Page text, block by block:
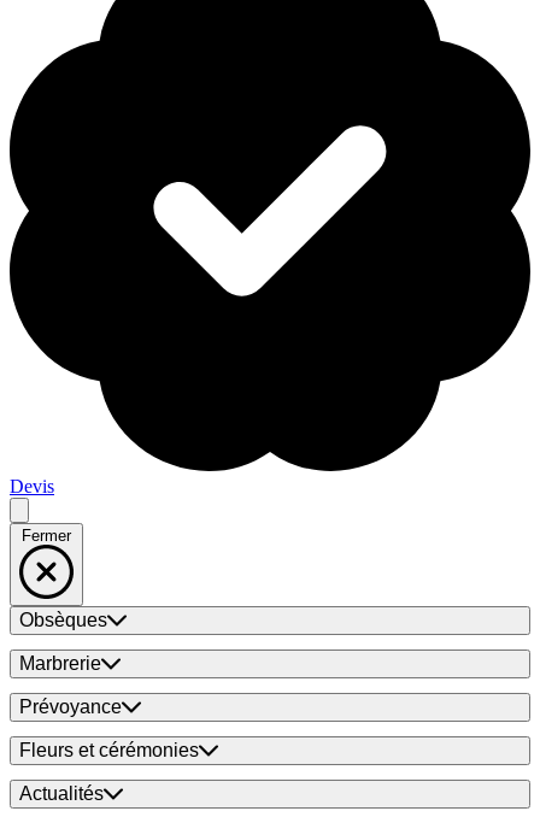
Devis
Fermer
Obsèques
Marbrerie
Prévoyance
Fleurs et cérémonies
Actualités